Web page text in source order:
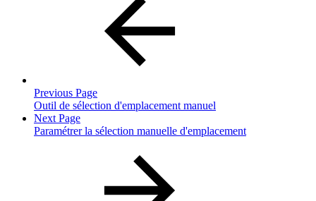
Previous Page
Outil de sélection d'emplacement manuel
Next Page
Paramétrer la sélection manuelle d'emplacement